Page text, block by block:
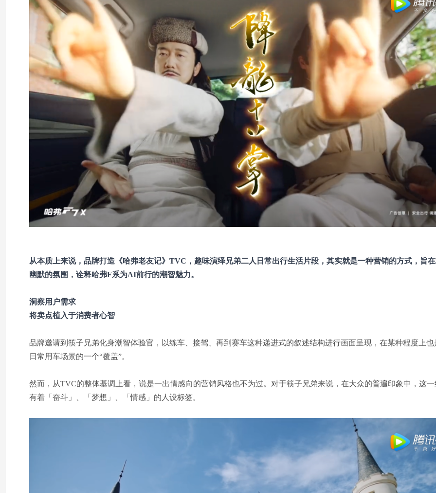
从本质上来说，品牌打造《哈弗老友记》TVC，趣味演绎兄弟二人日常出行生活片段，其实就是一种营销的方式，旨
幽默的氛围，诠释哈弗F系为AI前行的潮智魅力。
洞察用户需求
将卖点植入于消费者心智
品牌邀请到筷子兄弟化身潮智体验官，以练车、接驾、再到赛车这种递进式的叙述结构进行画面呈现，在某种程度上也
日常用车场景的一个“覆盖”。
然而，从TVC的整体基调上看，说是一出情感向的营销风格也不为过。对于筷子兄弟来说，在大众的普遍印象中，这
有着「奋斗」、「梦想」、「情感」的人设标签。